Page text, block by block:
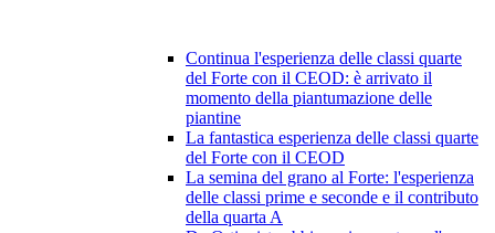
Continua l'esperienza delle classi quarte
del Forte con il CEOD: è arrivato il
momento della piantumazione delle
piantine
La fantastica esperienza delle classi quarte
del Forte con il CEOD
La semina del grano al Forte: l'esperienza
delle classi prime e seconde e il contributo
della quarta A